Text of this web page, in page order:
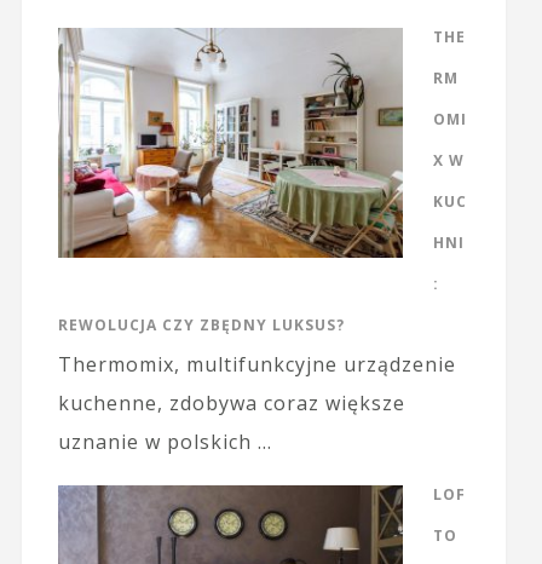
THE
RM
OMI
X W
KUC
HNI
:
REWOLUCJA CZY ZBĘDNY LUKSUS?
Thermomix, multifunkcyjne urządzenie
kuchenne, zdobywa coraz większe
uznanie w polskich …
LOF
TO